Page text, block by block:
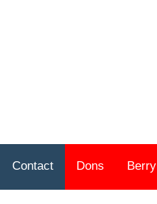
Contact Dons Berry